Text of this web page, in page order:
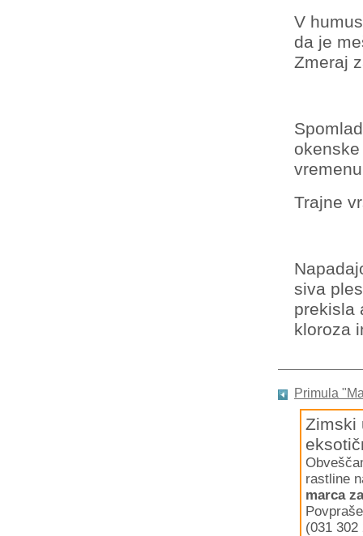
V
da je
Zmeraj
Trajne
siva
prekisla
kloroza
Primula
Zimski
rastline
marca
(031